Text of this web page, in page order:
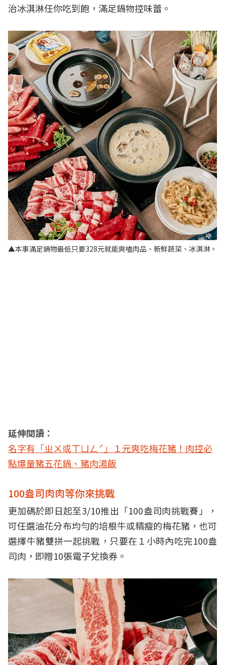
治冰淇淋任你吃到飽，滿足鍋物控味蕾。
▲本事滿足鍋物最低只要328元就能爽嗑肉品、新鮮蔬菜、冰淇淋。
延伸閱讀：
名字有「ㄓㄨ或ㄒㄩㄥˊ」１元爽吃梅花豬！肉控必
點爆量豬五花鍋、豬肉湯飯
100盎司肉肉等你來挑戰
更加碼於即日起至3/10推出「100盎司肉挑戰賽」，
可任選油花分布均勻的培根牛或精瘦的梅花豬，也可
選擇牛豬雙拼一起挑戰，只要在１小時內吃完100盎
司肉，即贈10張電子兌換券。